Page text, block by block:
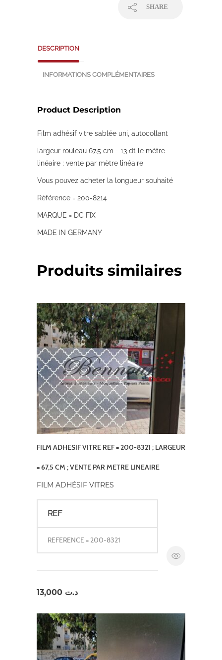
SHARE
DESCRIPTION
INFORMATIONS COMPLÉMENTAIRES
Product Description
Film adhésif vitre sablée uni, autocollant
largeur rouleau 67.5 cm = 13 dt le mètre
linéaire ; vente par mètre linéaire
Vous pouvez acheter la longueur souhaité
Référence = 200-8214
MARQUE = DC FIX
MADE IN GERMANY
Produits similaires
FILM ADHESIF VITRE REF = 200-8321 ; LARGEUR
= 67,5 CM ; VENTE PAR METRE LINEAIRE
FILM ADHÉSIF VITRES
REF
REFERENCE = 200-8321
د.ت